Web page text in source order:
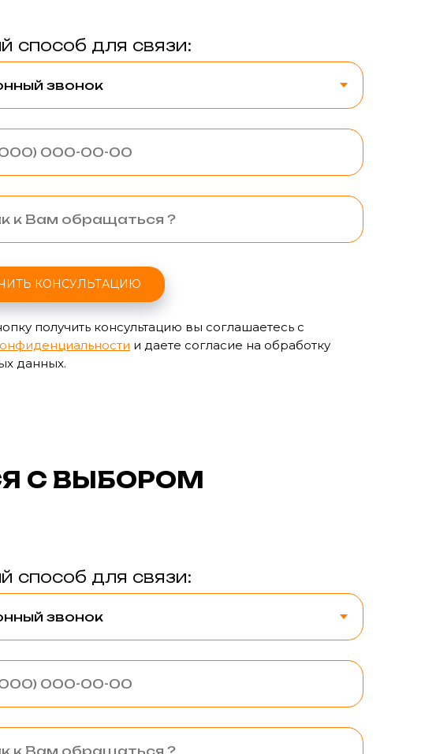
способ для связи:
КОНСУЛЬТАЦИЮ
получить консультацию вы соглашаетесь с
и даете согласие на обработку
данных.
С ВЫБОРОМ
способ для связи: